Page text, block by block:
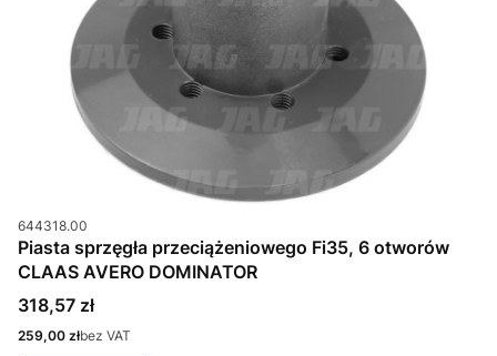
Kod produktu
644318.00
Piasta sprzęgła przeciążeniowego Fi35, 6 otworów
CLAAS AVERO DOMINATOR
Cena
318,57 zł
Cena
259,00 złbez VAT